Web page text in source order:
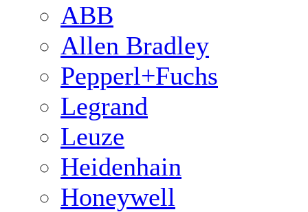
ABB
Allen Bradley
Pepperl+Fuchs
Legrand
Leuze
Heidenhain
Honeywell